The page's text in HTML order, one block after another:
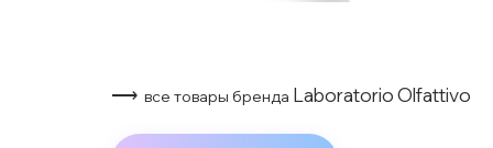
⟶ все товары бренда Laboratorio Olfattivo